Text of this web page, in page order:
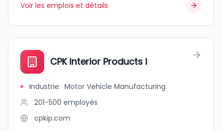
Voir les emplois et détails
CPK Interior Products I
Industrie: Motor Vehicle Manufacturing
201-500 employés
cpkip.com